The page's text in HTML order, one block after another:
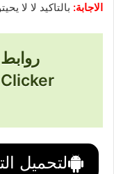
الاجابة: بالتاكيد لا لا
لتحميل